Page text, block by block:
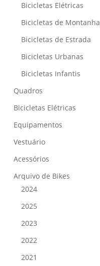
Bicicletas Elétricas
Bicicletas de Montanha
Bicicletas de Estrada
Bicicletas Urbanas
Bicicletas Infantis
Quadros
Bicicletas Elétricas
Equipamentos
Vestuário
Acessórios
Arquivo de Bikes
2024
2025
2023
2022
2021